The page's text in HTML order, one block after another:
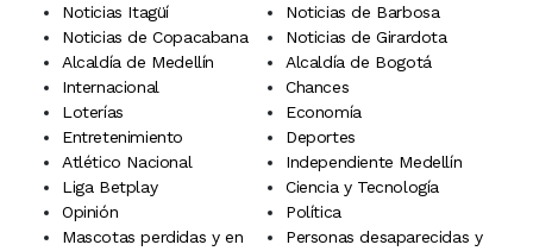
Noticias Itagüí
Noticias de Barbosa
Noticias de Copacabana
Noticias de Girardota
Alcaldía de Medellín
Alcaldía de Bogotá
Internacional
Chances
Loterías
Economía
Entretenimiento
Deportes
Atlético Nacional
Independiente Medellín
Liga Betplay
Ciencia y Tecnología
Opinión
Política
Mascotas perdidas y en
Personas desaparecidas y